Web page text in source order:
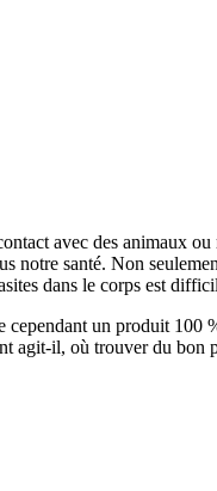
avec des animaux ou
notre santé. Non
dans le corps est
cependant un produit 100
agit-il, où trouver du bon